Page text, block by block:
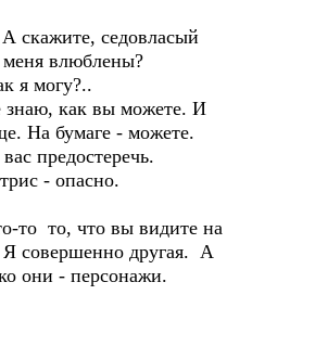
скажите, седовласый
влюблены?
я могу?..
как вы можете. И
На бумаге - можете.
предостеречь.
- опасно.
то то, что вы видите на
Я совершенно другая. А
они - персонажи.